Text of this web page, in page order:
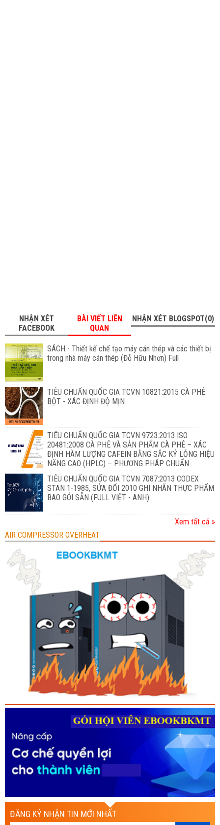
NHẬN XÉT
FACEBOOK
BÀI VIẾT LIÊN
QUAN
NHẬN XÉT BLOGSPOT(0)
SÁCH - Thiết kế chế tạo máy cán thép và các thiết bị
trong nhà máy cán thép (Đỗ Hữu Nhơn) Full
TIÊU CHUẨN QUỐC GIA TCVN 10821:2015 CÀ PHÊ
BỘT - XÁC ĐỊNH ĐỘ MỊN
TIÊU CHUẨN QUỐC GIA TCVN 9723:2013 ISO
20481:2008 CÀ PHÊ VÀ SẢN PHẨM CÀ PHÊ – XÁC
ĐỊNH HÀM LƯỢNG CAFEIN BẰNG SẮC KÝ LỎNG HIỆU
NĂNG CAO (HPLC) – PHƯƠNG PHÁP CHUẨN
TIÊU CHUẨN QUỐC GIA TCVN 7087:2013 CODEX
STAN 1-1985, SỬA ĐỔI 2010 GHI NHÃN THỰC PHẨM
BAO GÓI SẴN (FULL VIỆT - ANH)
Xem tất cả »
AIR COMPRESSOR OVERHEAT
ĐĂNG KÝ NHẬN TIN MỚI NHẤT